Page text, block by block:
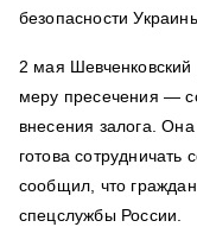
безопасности
2 мая
меру пресечения —
внесения залога.
готова
сообщил, что
спецслужбы России.